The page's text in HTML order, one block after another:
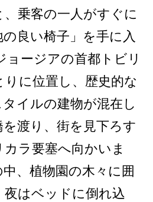
乗客の一人がすぐに
の良い椅子」を手に入
ョージアの首都トビリ
に位置し、歴史的な
イルの建物が混在し
渡り、街を­見下ろす
ラ要塞へ向かいま
、植物園の木々に囲
夜­はベッドに倒れ込